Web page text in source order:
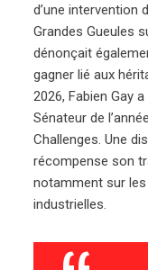
d’une intervention
Grandes Gueules
dénonçait
gagner lié aux
2026, Fabien Gay
Sénateur de
Challenges. Une
récompense son
notamment sur
industrielles.